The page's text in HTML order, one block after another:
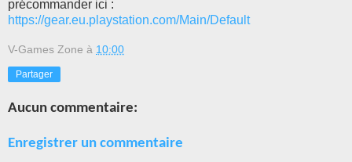
précommander ici :
https://gear.eu.playstation.com/Main/Default
V-Games Zone à 10:00
Partager
Aucun commentaire:
Enregistrer un commentaire